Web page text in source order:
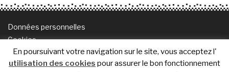
Données personnelles
Cookies
Mentions légales
Plan de site
En poursuivant votre navigation sur le site, vous acceptez l'
utilisation des cookies pour assurer le bon fonctionnement